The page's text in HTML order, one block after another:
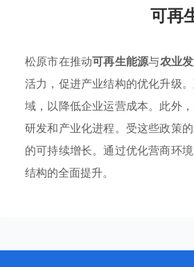
可再
松原市在推动可再生能源与农业
活力，促进产业结构的优化升级
域，以降低企业运营成本。此外
研发和产业化进程。受这些政策
的可持续增长。通过优化营商环
结构的全面提升。